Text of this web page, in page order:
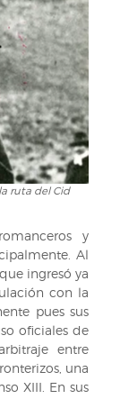
ruta del Cid
y
Al
ingresó ya
con la
pues sus
oficiales de
entre
una
XIII. En sus